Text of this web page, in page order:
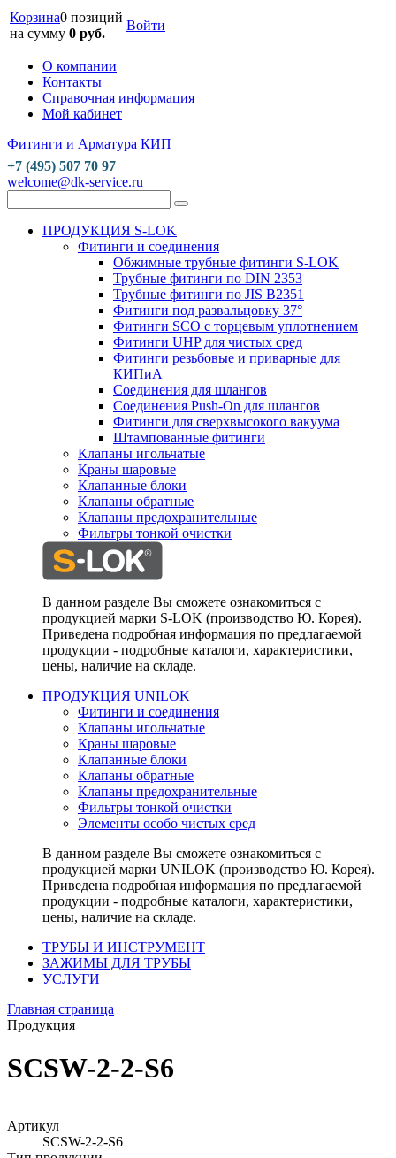
Корзина0 позиций
на сумму 0 руб.
Войти
О компании
Контакты
Справочная информация
Мой кабинет
Фитинги и Арматура КИП
+7 (495) 507 70 97
welcome@dk-service.ru
ПРОДУКЦИЯ S-LOK
Фитинги и соединения
Обжимные трубные фитинги S-LOK
Трубные фитинги по DIN 2353
Трубные фитинги по JIS B2351
Фитинги под развальцовку 37°
Фитинги SCO с торцевым уплотнением
Фитинги UHP для чистых сред
Фитинги резьбовые и приварные для
КИПиА
Соединения для шлангов
Соединения Push-On для шлангов
Фитинги для сверхвысокого вакуума
Штампованные фитинги
Клапаны игольчатые
Краны шаровые
Клапанные блоки
Клапаны обратные
Клапаны предохранительные
Фильтры тонкой очистки
В данном разделе Вы сможете ознакомиться с
продукцией марки S-LOK (производство Ю. Корея).
Приведена подробная информация по предлагаемой
продукции - подробные каталоги, характеристики,
цены, наличие на складе.
ПРОДУКЦИЯ UNILOK
Фитинги и соединения
Клапаны игольчатые
Краны шаровые
Клапанные блоки
Клапаны обратные
Клапаны предохранительные
Фильтры тонкой очистки
Элементы особо чистых сред
В данном разделе Вы сможете ознакомиться с
продукцией марки UNILOK (производство Ю. Корея).
Приведена подробная информация по предлагаемой
продукции - подробные каталоги, характеристики,
цены, наличие на складе.
ТРУБЫ И ИНСТРУМЕНТ
ЗАЖИМЫ ДЛЯ ТРУБЫ
УСЛУГИ
Главная страница
Продукция
SCSW-2-2-S6
Артикул
SCSW-2-2-S6